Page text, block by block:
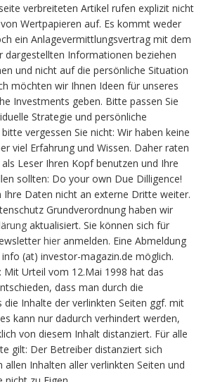
verbreiteten Artikel rufen explizit nicht
Wertpapieren auf. Es kommt weder
ein Anlagevermittlungsvertrag mit dem
dargestellten Informationen beziehen
und nicht auf die persönliche Situation
möchten wir Ihnen Ideen für unseres
Investments geben. Bitte passen Sie
Strategie und persönliche
vergessen Sie nicht: Wir haben keine
viel Erfahrung und Wissen. Daher raten
Leser Ihren Kopf benutzen und Ihre
sollten: Do your own Due Dilligence!
Ihre Daten nicht an externe Dritte weiter.
Grundverordnung haben wir
aktualisiert. Sie können sich für
hier anmelden. Eine Abmeldung
(at) investor-magazin.de möglich.
Mit Urteil vom 12.Mai 1998 hat das
dass man durch die
die Inhalte der verlinkten Seiten ggf. mit
kann nur dadurch verhindert werden,
von diesem Inhalt distanziert. Für alle
gilt: Der Betreiber distanziert sich
Inhalten aller verlinkten Seiten und